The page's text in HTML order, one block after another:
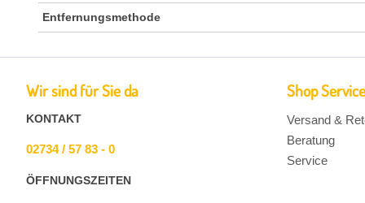
Entfernungsmethode
Wir sind für Sie da
KONTAKT
02734 / 57 83 - 0
ÖFFNUNGSZEITEN
Shop Service
Versand &
Beratung
Service